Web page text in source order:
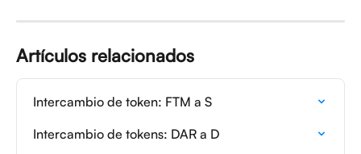
Artículos relacionados
Intercambio de token: FTM a S
Intercambio de tokens: DAR a D